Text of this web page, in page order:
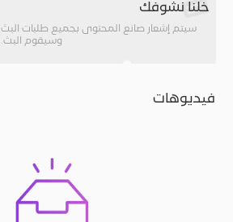
خلنا نشوفك
سيتم إشعار صانع المحتوى بجميع طلبات البث
وسيقوم البث.
فيديوهات